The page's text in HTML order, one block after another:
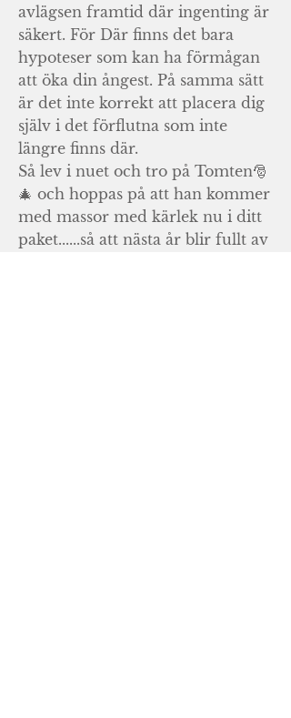
avlägsen framtid där ingenting är
säkert. För Där finns det bara
hypoteser som kan ha förmågan
att öka din ångest. På samma sätt
är det inte korrekt att placera dig
själv i det förflutna som inte
längre finns där.
Så lev i nuet och tro på Tomten🎅
🎄 och hoppas på att han kommer
med massor med kärlek nu i ditt
paket......så att nästa år blir fullt av